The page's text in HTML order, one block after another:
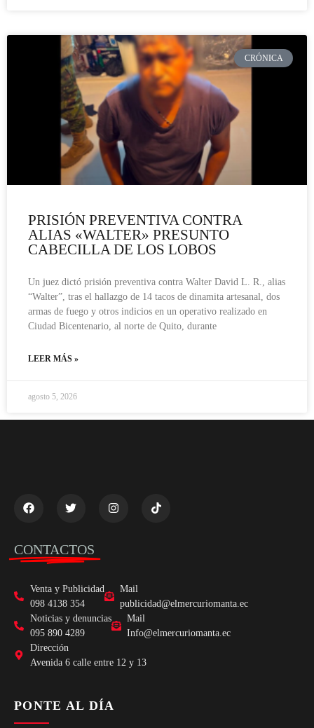
CRÓNICA
PRISIÓN PREVENTIVA CONTRA
ALIAS «WALTER» PRESUNTO
CABECILLA DE LOS LOBOS
Un juez dictó prisión preventiva contra Walter David L. R., alias
“Walter”, tras el hallazgo de 14 tacos de dinamita artesanal, dos
armas de fuego y otros indicios en un operativo realizado en
Ciudad Bicentenario, al norte de Quito, durante
LEER MÁS »
agosto 5, 2026
CONTACTOS
Venta y Publicidad
098 4138 354
Mail
publicidad@elmercuriomanta.ec
Noticias y denuncias
095 890 4289
Mail
Info@elmercuriomanta.ec
Dirección
Avenida 6 calle entre 12 y 13
PONTE AL DÍA